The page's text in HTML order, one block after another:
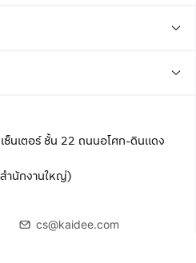
ซ็นเตอร์ ชั้น 22 ถนนอโศก-ดินแดง
ำนักงานใหญ่)
cs@kaidee.com